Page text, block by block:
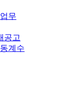
무
공고
계수